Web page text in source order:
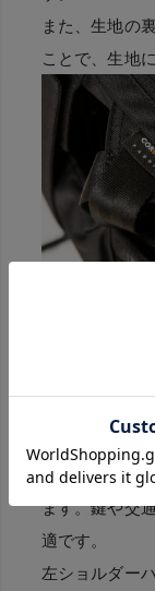
また、生地の
ことで、生地
機
ト
すぐに取り出
ます。鍵や交
適です。
左ショルダー